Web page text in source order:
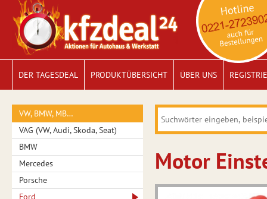
DER TAGESDEAL PRODUKTÜBERSICHT ÜBER UNS
VW, BMW, MB…
VAG (VW, Audi, Skoda, Seat)
BMW
Mercedes
Porsche
Ford
Motor